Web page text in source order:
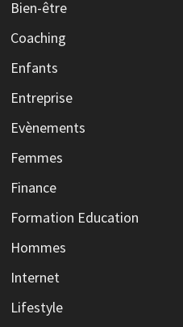
Bien-être
Coaching
Enfants
Entreprise
Evènements
Femmes
Finance
Formation Education
Hommes
Internet
Lifestyle